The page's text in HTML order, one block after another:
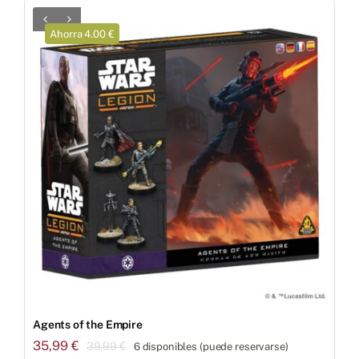
Ahorra 4.00 €
Agents of the Empire
39,99€El
35,99€
El6 disponibles (puede reservarse)